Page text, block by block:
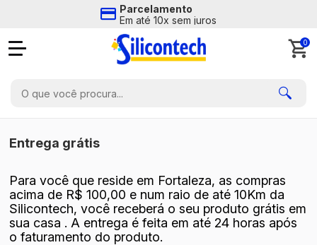
Parcelamento
Em até 10x sem juros
0
Entrega grátis
Para você que reside em Fortaleza, as compras
acima de R$ 100,00 e num raio de até 10Km da
Silicontech, você receberá o seu produto grátis em
sua casa . A entrega é feita em até 24 horas após
o faturamento do produto.